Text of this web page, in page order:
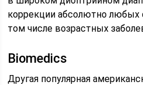
коррекции абсолютно любых
том числе возрастных
Biomedics
Другая популярная